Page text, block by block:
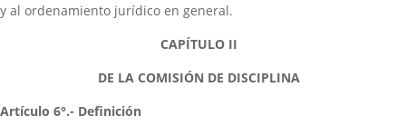
y al ordenamiento jurídico en general.
CAPÍTULO II
DE LA COMISIÓN DE DISCIPLINA
Artículo 6°.- Definición